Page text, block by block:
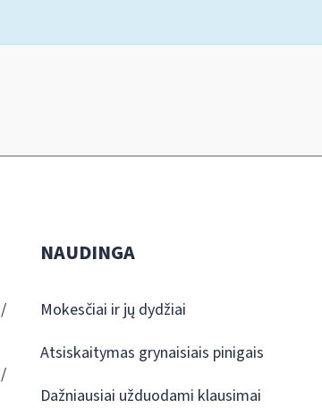
NAUDINGA
Mokesčiai ir jų dydžiai
Atsiskaitymas grynaisiais pinigais
Dažniausiai užduodami klausimai